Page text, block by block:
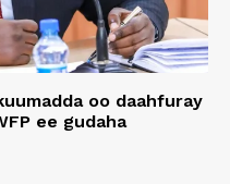
oo daahfuray
ee gudaha